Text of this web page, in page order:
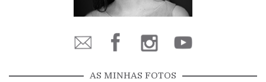
AS MINHAS FOTOS